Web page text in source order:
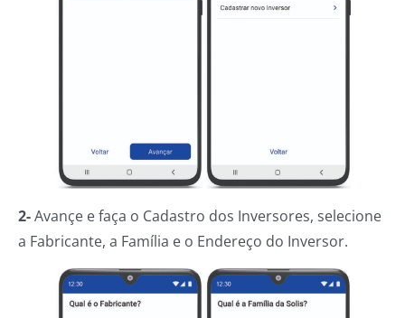
2-Avançe e faça o Cadastro dos Inversores, selecione
a Fabricante, a Família e o Endereço do Inversor.